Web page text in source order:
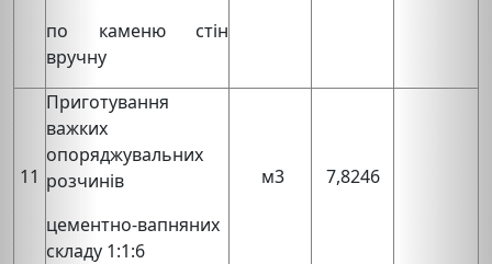
по каменю стін
вручну
11
Приготування
важких
опоряджувальних
розчинів
цементно-вапняних
складу 1:1:6
м3 7,8246